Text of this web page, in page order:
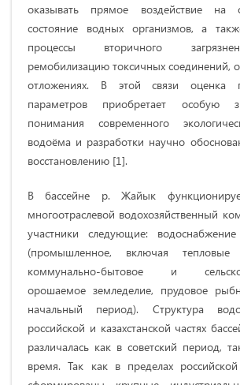
оказывать прямое воздействие на
состояние водных организмов, а
процессы вторичного
ремобилизацию токсичных соединений,
отложениях. В этой связи оценка
параметров приобретает особую
понимания современного
водоёма и разработки научно
восстановлению [1].
В бассейне р. Жайык
многоотраслевой водохозяйственный
участники следующие: водоснабжение
(промышленное, включая тепловые
коммунально‐бытовое и
орошаемое земледелие, прудовое
начальный период). Структура
российской и казахстанской частях
различалась как в советский период,
время. Так как в пределах